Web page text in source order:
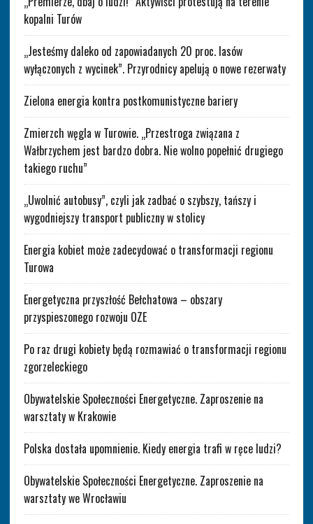
kopalni Turów
„Jesteśmy daleko od zapowiadanych 20 proc. lasów
wyłączonych z wycinek”. Przyrodnicy apelują o nowe rezerwaty
Zielona energia kontra postkomunistyczne bariery
Zmierzch węgla w Turowie. „Przestroga związana z
Wałbrzychem jest bardzo dobra. Nie wolno popełnić drugiego
takiego ruchu”
„Uwolnić autobusy”, czyli jak zadbać o szybszy, tańszy i
wygodniejszy transport publiczny w stolicy
Energia kobiet może zadecydować o transformacji regionu
Turowa
Energetyczna przyszłość Bełchatowa – obszary
przyspieszonego rozwoju OZE
Po raz drugi kobiety będą rozmawiać o transformacji regionu
zgorzeleckiego
Obywatelskie Społeczności Energetyczne. Zaproszenie na
warsztaty w Krakowie
Polska dostała upomnienie. Kiedy energia trafi w ręce ludzi?
Obywatelskie Społeczności Energetyczne. Zaproszenie na
warsztaty we Wrocławiu